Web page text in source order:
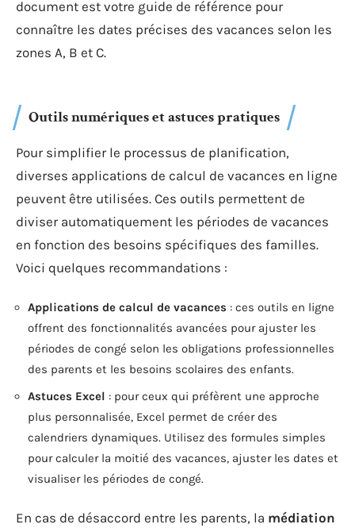
document est votre guide de référence pour
connaître les dates précises des vacances selon les
zones A, B et C.
Outils numériques et astuces pratiques
Pour simplifier le processus de planification,
diverses applications de calcul de vacances en ligne
peuvent être utilisées. Ces outils permettent de
diviser automatiquement les périodes de vacances
en fonction des besoins spécifiques des familles.
Voici quelques recommandations :
Applications de calcul de vacances : ces outils en ligne
offrent des fonctionnalités avancées pour ajuster les
périodes de congé selon les obligations professionnelles
des parents et les besoins scolaires des enfants.
Astuces Excel : pour ceux qui préfèrent une approche
plus personnalisée, Excel permet de créer des
calendriers dynamiques. Utilisez des formules simples
pour calculer la moitié des vacances, ajuster les dates et
visualiser les périodes de congé.
En cas de désaccord entre les parents, la médiation